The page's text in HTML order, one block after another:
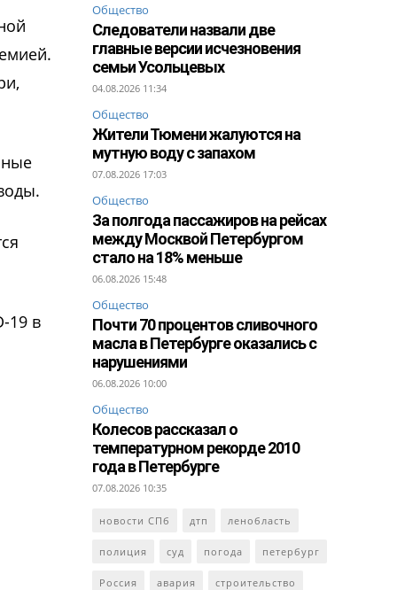
19 в
Общество
Следователи назвали две
главные версии исчезновения
семьи Усольцевых
04.08.2026 11:34
Общество
Жители Тюмени жалуются на
мутную воду с запахом
07.08.2026 17:03
Общество
За полгода пассажиров на рейсах
между Москвой Петербургом
стало на 18% меньше
06.08.2026 15:48
Общество
Почти 70 процентов сливочного
масла в Петербурге оказались с
нарушениями
06.08.2026 10:00
Общество
Колесов рассказал о
температурном рекорде 2010
года в Петербурге
07.08.2026 10:35
новости СПб дтп ленобласть
полиция суд погода петербург
Россия авария строительство